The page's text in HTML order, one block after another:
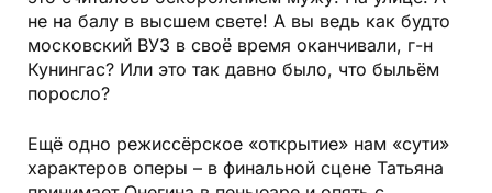
не на балу в высшем свете! А вы ведь как будто
московский ВУЗ в своё время оканчивали, г-н
Кунингас? Или это так давно было, что быльём
поросло?
Ещё одно режиссёрское «открытие» нам «сути»
характеров оперы – в финальной сцене Татьяна